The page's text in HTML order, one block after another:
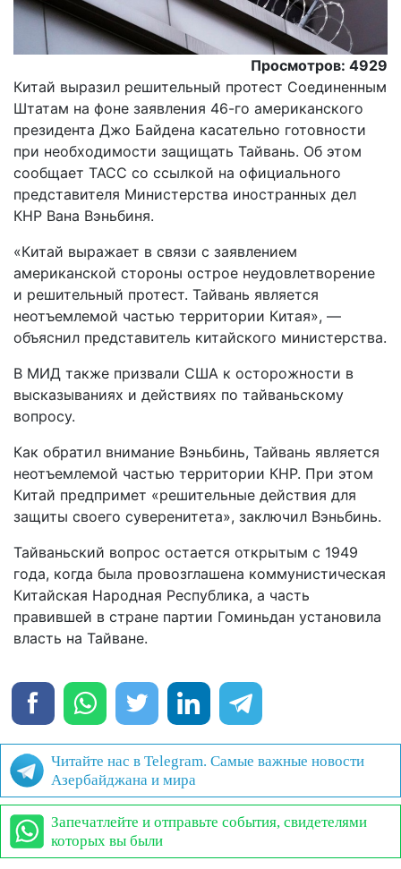
Просмотров: 4929
Китай выразил решительный протест Соединенным
Штатам на фоне заявления 46-го американского
президента Джо Байдена касательно готовности
при необходимости защищать Тайвань. Об этом
сообщает ТАСС со ссылкой на официального
представителя Министерства иностранных дел
КНР Вана Вэньбиня.
«Китай выражает в связи с заявлением
американской стороны острое неудовлетворение
и решительный протест. Тайвань является
неотъемлемой частью территории Китая», —
объяснил представитель китайского министерства.
В МИД также призвали США к осторожности в
высказываниях и действиях по тайваньскому
вопросу.
Как обратил внимание Вэньбинь, Тайвань является
неотъемлемой частью территории КНР. При этом
Китай предпримет «решительные действия для
защиты своего суверенитета», заключил Вэньбинь.
Тайваньский вопрос остается открытым с 1949
года, когда была провозглашена коммунистическая
Китайская Народная Республика, а часть
правившей в стране партии Гоминьдан установила
власть на Тайване.
Читайте нас в Telegram. Самые важные новости
Азербайджана и мира
Запечатлейте и отправьте события, свидетелями
которых вы были